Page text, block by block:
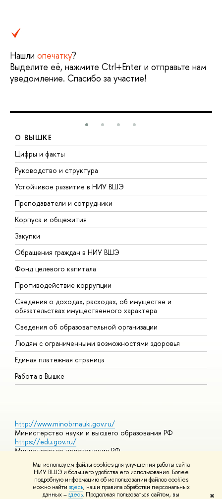
Мы используем файлы cookies для улучшения работы сайта
НИУ ВШЭ и большего удобства его использования. Более
подробную информацию об использовании файлов cookies
можно найти здесь, наши правила обработки персональных
данных –здесь. Продолжая пользоваться сайтом, вы
✖
Нашли опечатку?
Выделите её, нажмите Ctrl+Enter и отправьте нам
уведомление. Спасибо за участие!
О ВЫШКЕ
Цифры и факты
Руководство и структура
Устойчивое развитие в НИУ ВШЭ
Преподаватели и сотрудники
Корпуса и общежития
Закупки
Обращения граждан в НИУ ВШЭ
Фонд целевого капитала
Противодействие коррупции
Сведения о доходах, расходах, об имуществе и
обязательствах имущественного характера
Сведения об образовательной организации
Людям с ограниченными возможностями здоровья
Единая платежная страница
Работа в Вышке
http://www.minobrnauki.gov.ru/
Министерство науки и высшего образования РФ
https://edu.gov.ru/
Министерство просвещения РФ
Массовые открытые онлайн-курсы